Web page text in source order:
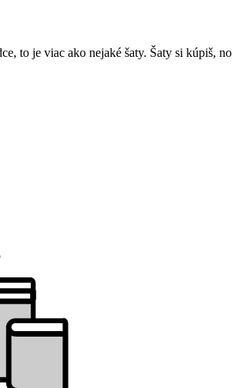
to je viac ako nejaké šaty. Šaty si kúpiš, no